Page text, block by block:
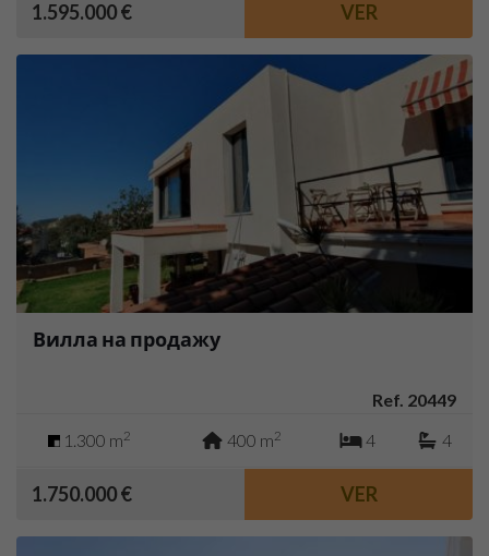
1.595.000 € VER
Вилла на продажу
Ref. 20449
1.300 m2 400 m2 4 4
1.750.000 € VER